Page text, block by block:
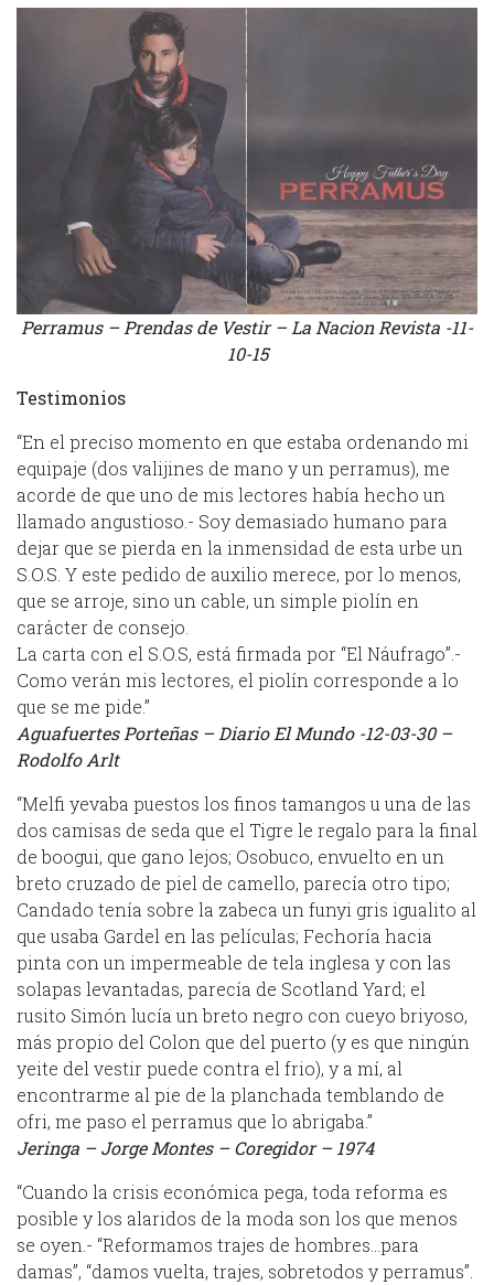
Perramus – Prendas de Vestir – La Nacion Revista -11-
10-15
Testimonios
“En el preciso momento en que estaba ordenando mi
equipaje (dos valijines de mano y un perramus), me
acorde de que uno de mis lectores había hecho un
llamado angustioso.- Soy demasiado humano para
dejar que se pierda en la inmensidad de esta urbe un
S.O.S. Y este pedido de auxilio merece, por lo menos,
que se arroje, sino un cable, un simple piolín en
carácter de consejo.
La carta con el S.O.S, está firmada por “El Náufrago”.-
Como verán mis lectores, el piolín corresponde a lo
que se me pide.”
Aguafuertes Porteñas – Diario El Mundo -12-03-30 –
Rodolfo Arlt
“Melfi yevaba puestos los finos tamangos u una de las
dos camisas de seda que el Tigre le regalo para la final
de boogui, que gano lejos; Osobuco, envuelto en un
breto cruzado de piel de camello, parecía otro tipo;
Candado tenía sobre la zabeca un funyi gris igualito al
que usaba Gardel en las películas; Fechoría hacia
pinta con un impermeable de tela inglesa y con las
solapas levantadas, parecía de Scotland Yard; el
rusito Simón lucía un breto negro con cueyo briyoso,
más propio del Colon que del puerto (y es que ningún
yeite del vestir puede contra el frio), y a mí, al
encontrarme al pie de la planchada temblando de
ofri, me paso el perramus que lo abrigaba.”
Jeringa – Jorge Montes – Coregidor – 1974
“Cuando la crisis económica pega, toda reforma es
posible y los alaridos de la moda son los que menos
se oyen.- “Reformamos trajes de hombres…para
damas”, “damos vuelta, trajes, sobretodos y perramus”.